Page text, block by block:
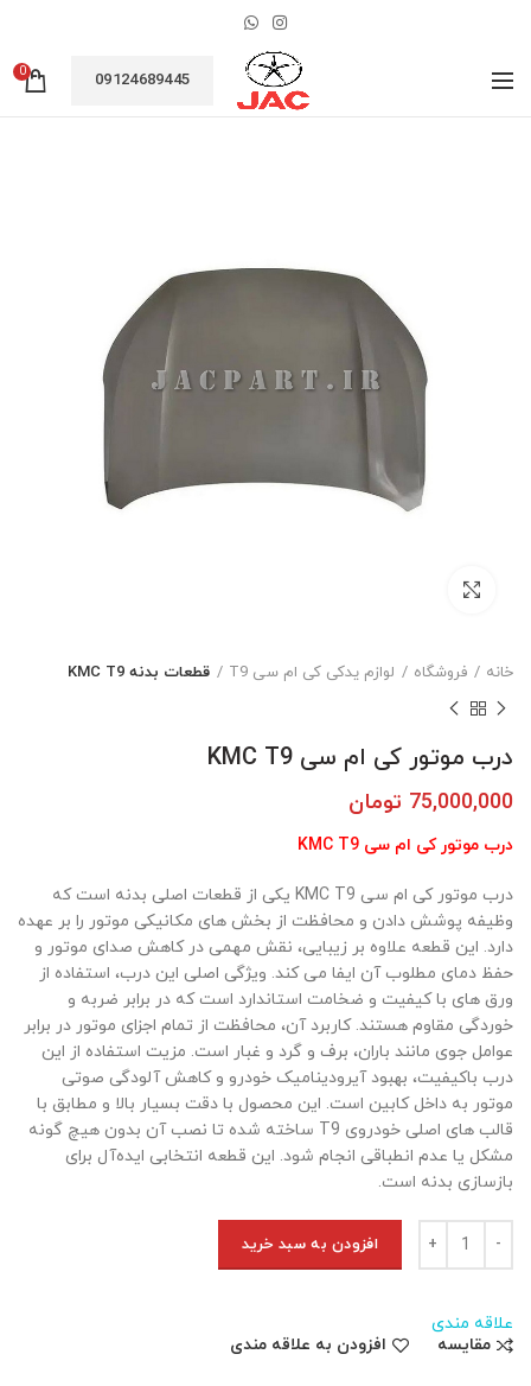
09124689445
0
خانه فروشگاه لوازم یدکی کی ام سی T9 قطعات بدنه KMC T9
درب موتور کی ام سی KMC T9
75,000,000 تومان
درب موتور کی ام سی KMC T9
درب موتور کی ام سی KMC T9 یکی از قطعات اصلی بدنه است که
وظیفه پوشش دادن و محافظت از بخش های مکانیکی موتور را بر عهده
دارد. این قطعه علاوه بر زیبایی، نقش مهمی در کاهش صدای موتور و
حفظ دمای مطلوب آن ایفا می کند. ویژگی اصلی این درب، استفاده از
ورق های با کیفیت و ضخامت استاندارد است که در برابر ضربه و
خوردگی مقاوم هستند. کاربرد آن، محافظت از تمام اجزای موتور در برابر
عوامل جوی مانند باران، برف و گرد و غبار است. مزیت استفاده از این
درب باکیفیت، بهبود آیرودینامیک خودرو و کاهش آلودگی صوتی
موتور به داخل کابین است. این محصول با دقت بسیار بالا و مطابق با
قالب های اصلی خودروی T9 ساخته شده تا نصب آن بدون هیچ گونه
مشکل یا عدم انطباقی انجام شود. این قطعه انتخابی ایده‌آل برای
بازسازی بدنه است.
درب موتور کی ام سی KMC T9 عدد
افزودن به سبد خرید
علاقه مندی
مقایسه
افزودن به علاقه مندی